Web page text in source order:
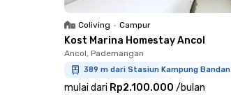
Coliving • Campur
Kost Marina Homestay Ancol
Ancol, Pademangan
389 m dari Stasiun Kampung Bandan
mulai dari Rp2.100.000 /bulan